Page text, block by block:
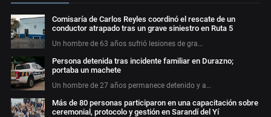
Comisaría de Carlos Reyles coordinó el rescate de un
conductor atrapado tras un grave siniestro en Ruta 5
Un hombre de 63 años sufrió lesiones de gra…
Persona detenida tras incidente familiar en Durazno;
portaba un machete
Un hombre de 27 años permanece detenido y a…
Más de 80 personas participaron en una capacitación sobre
ceremonial, protocolo y gestión en Sarandí del Yí